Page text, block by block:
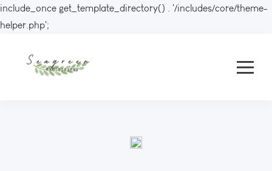
include_once get_template_directory() . '/includes/core/theme-
helper.php';